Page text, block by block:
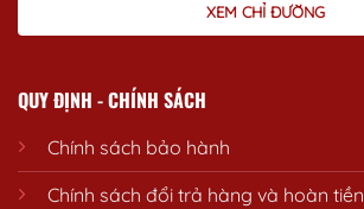
XEM CHỈ ĐƯỜNG
QUY ĐỊNH - CHÍNH SÁCH
Chính sách bảo hành
Chính sách đổi trả hàng và hoàn tiền